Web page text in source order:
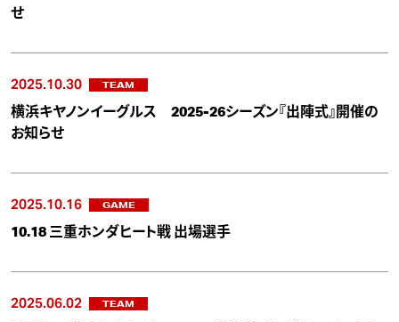
せ
2025.10.30 TEAM
横浜キヤノンイーグルス 2025-26シーズン『出陣式』開催の
お知らせ
2025.10.16 GAME
10.18 三重ホンダヒート戦 出場選手
2025.06.02 TEAM